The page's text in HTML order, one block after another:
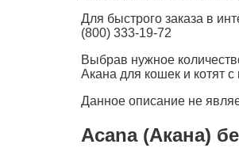
Для быстрого заказа в
(800) 333-19-72
Выбрав нужное
Акана для кошек и котят
Данное описание не
Acana (Акана)